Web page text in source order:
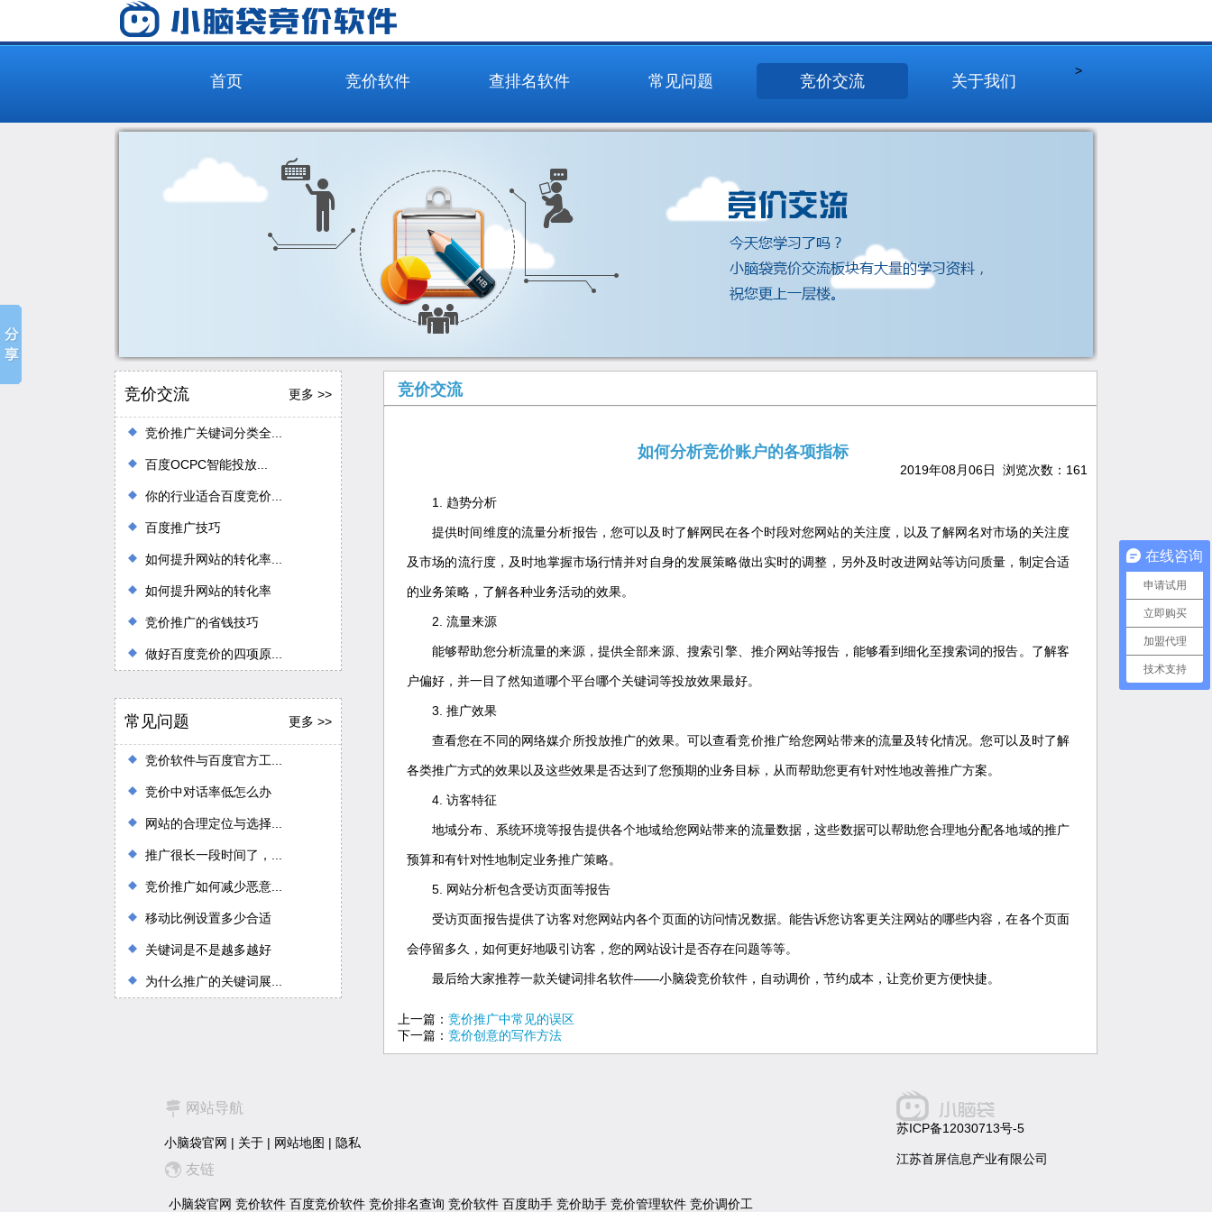
首页 竞价软件 查排名软件
>
常见问题 竞价交流 关于我们
竞价交流 更多 >>
竞价推广关键词分类全...
百度OCPC智能投放...
你的行业适合百度竞价...
百度推广技巧
如何提升网站的转化率...
如何提升网站的转化率
竞价推广的省钱技巧
做好百度竞价的四项原...
常见问题 更多 >>
竞价软件与百度官方工...
竞价中对话率低怎么办
网站的合理定位与选择...
推广很长一段时间了，...
竞价推广如何减少恶意...
移动比例设置多少合适
关键词是不是越多越好
为什么推广的关键词展...
竞价交流
如何分析竞价账户的各项指标
2019年08月06日 浏览次数： 161
1. 趋势分析
提供时间维度的流量分析报告，您可以及时了解网民在各个时段对您网站的关注度，以及了解网名对市场的关注度
及市场的流行度，及时地掌握市场行情并对自身的发展策略做出实时的调整，另外及时改进网站等访问质量，制定合适
的业务策略，了解各种业务活动的效果。
2. 流量来源
能够帮助您分析流量的来源，提供全部来源、搜索引擎、推介网站等报告，能够看到细化至搜索词的报告。了解客
户偏好，并一目了然知道哪个平台哪个关键词等投放效果最好。
3. 推广效果
查看您在不同的网络媒介所投放推广的效果。可以查看竞价推广给您网站带来的流量及转化情况。您可以及时了解
各类推广方式的效果以及这些效果是否达到了您预期的业务目标，从而帮助您更有针对性地改善推广方案。
4. 访客特征
地域分布、系统环境等报告提供各个地域给您网站带来的流量数据，这些数据可以帮助您合理地分配各地域的推广
预算和有针对性地制定业务推广策略。
5. 网站分析包含受访页面等报告
受访页面报告提供了访客对您网站内各个页面的访问情况数据。能告诉您访客更关注网站的哪些内容，在各个页面
会停留多久，如何更好地吸引访客，您的网站设计是否存在问题等等。
最后给大家推荐一款关键词排名软件——小脑袋竞价软件，自动调价，节约成本，让竞价更方便快捷。
上一篇： 竞价推广中常见的误区
下一篇： 竞价创意的写作方法
网站导航
小脑袋官网 | 关于 | 网站地图 | 隐私
友链
小脑袋官网 竞价软件 百度竞价软件 竞价排名查询 竞价软件 百度助手 竞价助手 竞价管理软件 竞价调价工
苏ICP备12030713号-5
江苏首屏信息产业有限公司
在线咨询
申请试用
立即购买
加盟代理
技术支持